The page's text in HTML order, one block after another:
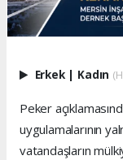
Erkek Kadın
Peker
uygulamalarının
vatandaşların